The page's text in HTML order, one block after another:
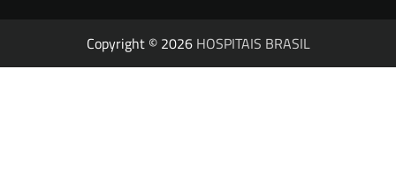
Copyright © 2026 HOSPITAIS BRASIL